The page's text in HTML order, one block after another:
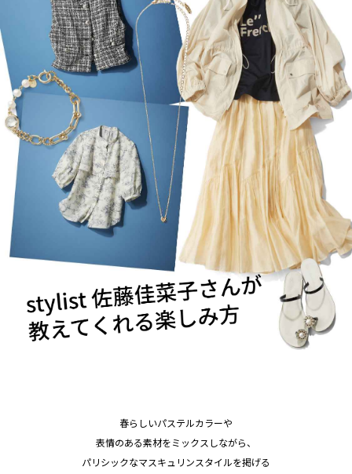
春らしいパステルカラーや
表情のある素材をミックスしながら、
パリシックなマスキュリンスタイルを掲げる